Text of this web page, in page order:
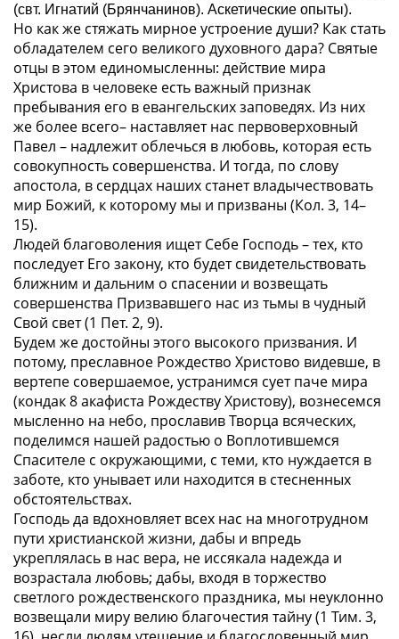
(свт. Игнатий (Брянчанинов). Аскетические опыты).
Но как же стяжать мирное устроение души? Как стать
обладателем сего великого духовного дара? Святые
отцы в этом единомысленны: действие мира
Христова в человеке есть важный признак
пребывания его в евангельских заповедях. Из них
же более всего– наставляет нас первоверховный
Павел – надлежит облечься в любовь, которая есть
совокупность совершенства. И тогда, по слову
апостола, в сердцах наших станет владычествовать
мир Божий, к которому мы и призваны (Кол. 3, 14–
15).
Людей благоволения ищет Себе Господь – тех, кто
последует Его закону, кто будет свидетельствовать
ближним и дальним о спасении и возвещать
совершенства Призвавшего нас из тьмы в чудный
Свой свет(1 Пет. 2, 9).
Будем же достойны этого высокого призвания. И
потому, преславное Рождество Христово видевше, в
вертепе совершаемое, устранимся сует паче мира
(кондак 8 акафиста Рождеству Христову), вознесемся
мысленно на небо, прославив Творца всяческих,
поделимся нашей радостью о Воплотившемся
Спасителе с окружающими, с теми, кто нуждается в
заботе, кто унывает или находится в стесненных
обстоятельствах.
Господь да вдохновляет всех нас на многотрудном
пути христианской жизни, дабы и впредь
укреплялась в нас вера, не иссякала надежда и
возрастала любовь; дабы, входя в торжество
светлого рождественского праздника, мы неуклонно
возвещали миру велию благочестия тайну(1 Тим. 3,